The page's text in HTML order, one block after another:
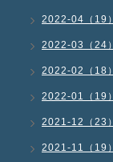
2022-04（19）
2022-03（24）
2022-02（18）
2022-01（19）
2021-12（23）
2021-11（19）